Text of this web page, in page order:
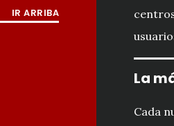
IR ARRIBA
La
Cada